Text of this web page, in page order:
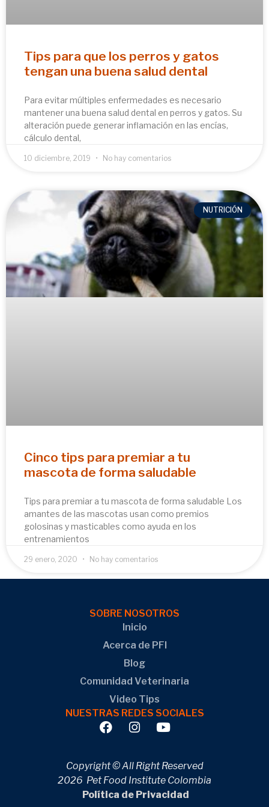
Tips para que los perros y gatos
tengan una buena salud dental
Para evitar múltiples enfermedades es necesario
mantener una buena salud dental en perros y gatos. Su
alteración puede generar inflamación en las encías,
cálculo dental,
10 diciembre, 2019 No hay comentarios
NUTRICIÓN
Cinco tips para premiar a tu
mascota de forma saludable
Tips para premiar a tu mascota de forma saludable Los
amantes de las mascotas usan como premios
golosinas y masticables como ayuda en los
entrenamientos
29 enero, 2020 No hay comentarios
SOBRE NOSOTROS
Inicio
Acerca de PFI
Blog
Comunidad Veterinaria
Video Tips
NUESTRAS REDES SOCIALES
Copyright © All Right Reserved
2026 Pet Food Institute Colombia
Política de Privacidad